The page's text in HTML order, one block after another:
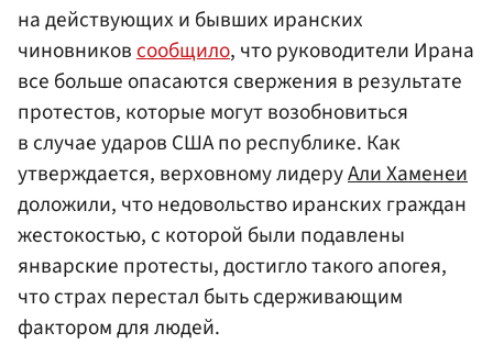
на действующих и бывших иранских
чиновниковсообщило, что руководители Ирана
все больше опасаются свержения в результате
протестов, которые могут возобновиться
в случае ударов США по республике. Как
утверждается, верховному лидеруАли Хаменеи
доложили, что недовольство иранских граждан
жестокостью, с которой были подавлены
январские протесты, достигло такого апогея,
что страх перестал быть сдерживающим
фактором для людей.